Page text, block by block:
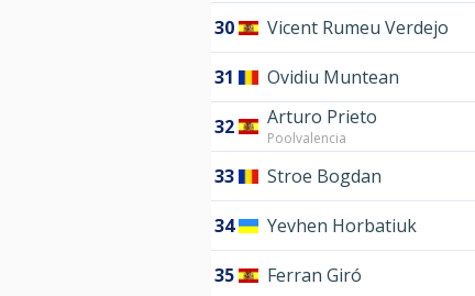
30 Vicent Rumeu Verdejo
31 Ovidiu Muntean
32 Arturo Prieto
Poolvalencia
33 Stroe Bogdan
34 Yevhen Horbatiuk
35 Ferran Giró